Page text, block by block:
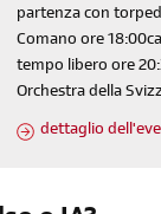
partenza con
Comano ore
tempo libero ore
Orchestra della
dettaglio